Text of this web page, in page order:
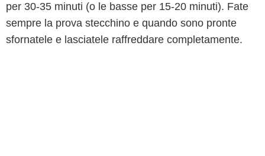
per 30-35 minuti (o le basse per 15-20 minuti). Fate
sempre la prova stecchino e quando sono pronte
sfornatele e lasciatele raffreddare completamente.